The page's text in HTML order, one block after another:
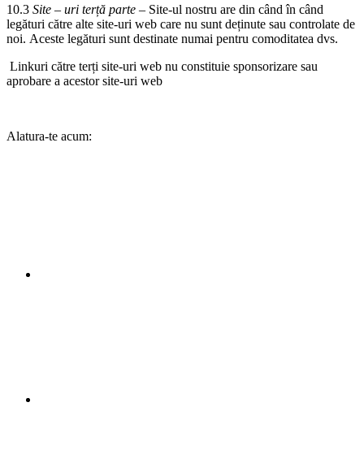
10.3 Site – uri terță parte – Site-ul nostru are din când în când
legături către alte site-uri web care nu sunt deținute sau controlate de
noi. Aceste legături sunt destinate numai pentru comoditatea dvs.
Linkuri către terți site-uri web nu constituie sponsorizare sau
aprobare a acestor site-uri web
Alatura-te acum: